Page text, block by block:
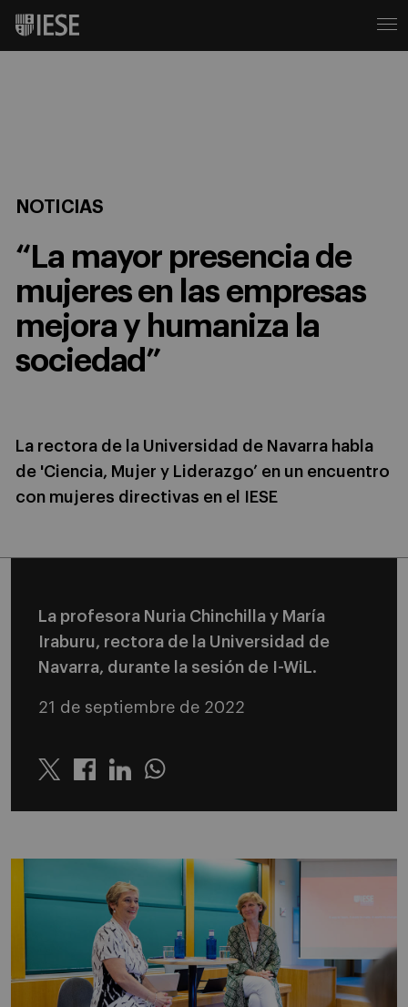
NOTICIAS
“La mayor presencia de
mujeres en las empresas
mejora y humaniza la
sociedad”
La rectora de la Universidad de Navarra habla
de 'Ciencia, Mujer y Liderazgo’ en un encuentro
con mujeres directivas en el IESE
La profesora Nuria Chinchilla y María
Iraburu, rectora de la Universidad de
Navarra, durante la sesión de I-WiL.
21 de septiembre de 2022
Twitter LinkedinWhatsapp